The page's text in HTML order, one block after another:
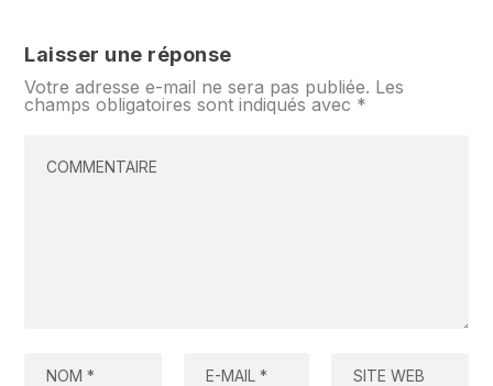
Laisser une réponse
Votre adresse e-mail ne sera pas publiée. Les
champs obligatoires sont indiqués avec *